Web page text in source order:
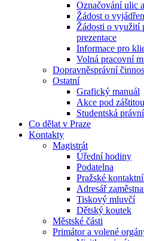
Označování ulic
Žádost o
Žádosti o využití
prezentace
Informace pro
Volná pracovní
Dopravněsprávní
Ostatní
Grafický manuál
Akce pod
Studentská
Co dělat v Praze
Kontakty
Magistrát
Úřední hodiny
Podatelna
Pražské
Adresář
Tiskový mluvčí
Dětský koutek
Městské části
Primátor a volené